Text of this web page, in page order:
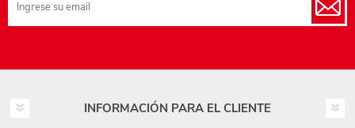
INFORMACIÓN PARA EL CLIENTE